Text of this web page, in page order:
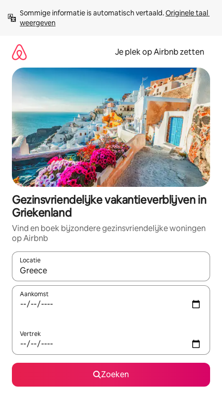
direct
naar
Sommige informatie is automatisch vertaald. Originele taal
weergeven
Je plek op Airbnb zetten
Gezinsvriendelijke vakantieverblijven in
Griekenland
Vind en boek bijzondere gezinsvriendelijke woningen
op Airbnb
Locatie
Wanneer er resultaten beschikbaar zijn, maak je een keuze
Aankomst
Vertrek
Zoeken